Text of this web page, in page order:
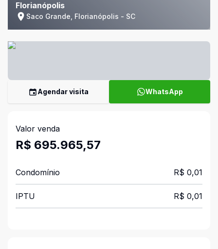
Florianópolis
Saco Grande, Florianópolis - SC
Agendar visita WhatsApp
Valor venda
R$ 695.965,57
Condomínio R$ 0,01
IPTU R$ 0,01